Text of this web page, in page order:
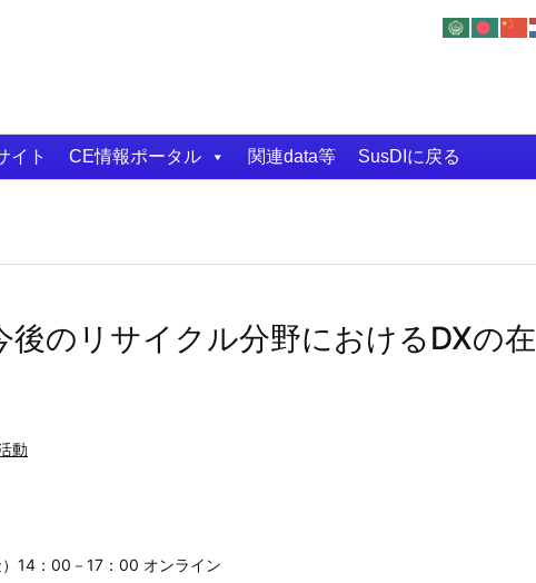
イト CE情報ポータル 関連data等 SusDIに戻る
リサイクル分野におけるDXの在
動
14：00－17：00 オンライン